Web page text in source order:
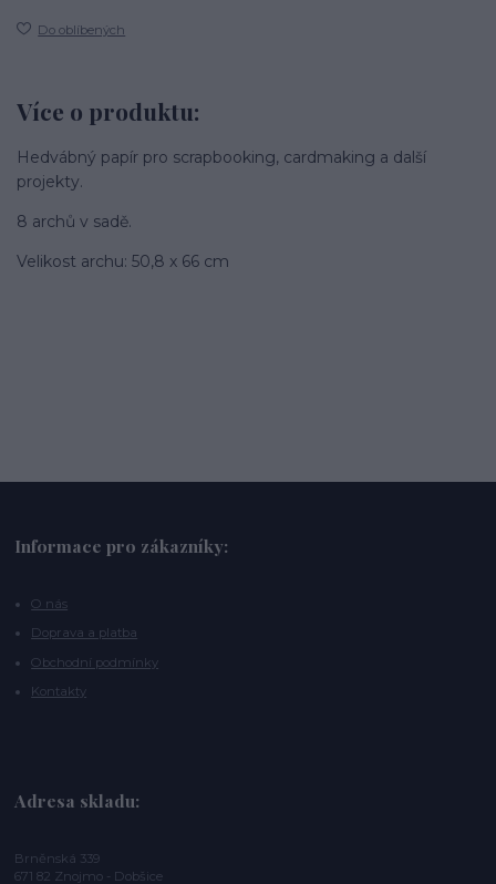
Do oblíbených
Více o produktu:
Hedvábný papír pro scrapbooking, cardmaking a další
projekty.
8 archů v sadě.
Velikost archu: 50,8 x 66 cm
Informace pro zákazníky:
O nás
Doprava a platba
Obchodní podmínky
Kontakty
Adresa skladu:
Brněnská 339
671 82 Znojmo - Dobšice